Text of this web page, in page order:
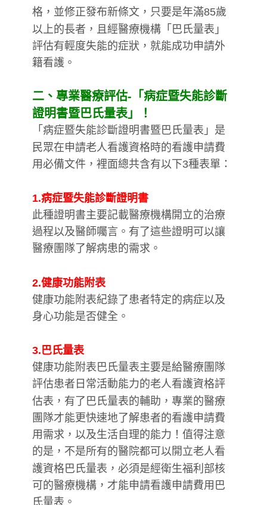
格，並修正發布新條文，只要是年滿85歲
以上的長者，且經醫療機構「巴氏量表」
評估有輕度失能的症狀，就能成功申請外
籍看護。
二、專業醫療評估-「病症暨失能診斷
證明書暨巴氏量表」！
「病症暨失能診斷證明書暨巴氏量表」是
民眾在申請老人看護資格時的看護申請費
用必備文件，裡面總共含有以下3種表單：
1.病症暨失能診斷證明書
此種證明書主要記載醫療機構開立的治療
過程以及醫師囑言。有了這些證明可以讓
醫療團隊了解病患的需求。
2.健康功能附表
健康功能附表紀錄了患者特定的病症以及
身心功能是否健全。
3.巴氏量表
健康功能附表巴氏量表主要是給醫療團隊
評估患者日常活動能力的老人看護資格評
估表，有了巴氏量表的輔助，專業的醫療
團隊才能更快速地了解患者的看護申請費
用需求，以及生活自理的能力！值得注意
的是，不是所有的醫院都可以開立老人看
護資格巴氏量表，必須是經衛生福利部核
可的醫療機構，才能申請看護申請費用巴
氏量表。